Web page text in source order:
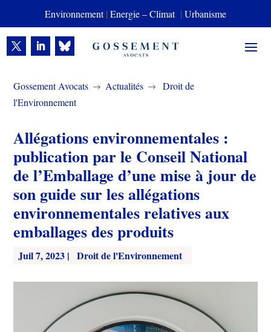
Environnement| Energie – Climat | Urbanisme
Gossement Avocats $ Actualités $
Droit de
l'Environnement
Allégations environnementales :
publication par le Conseil National
de l’Emballage d’une mise à jour de
son guide sur les allégations
environnementales relatives aux
emballages des produits
Juil 7, 2023 | Droit de l'Environnement